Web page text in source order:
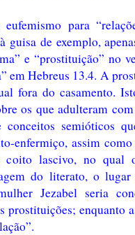
para
guisa de exemplo,
e “prostituição” no
em Hebreus 13.4. A
fora do casamento.
os que adulteram
semióticos
enfermiço, assim como
lascivo, no qual
do literato, o lugar
Jezabel seria
prostituições; enquanto